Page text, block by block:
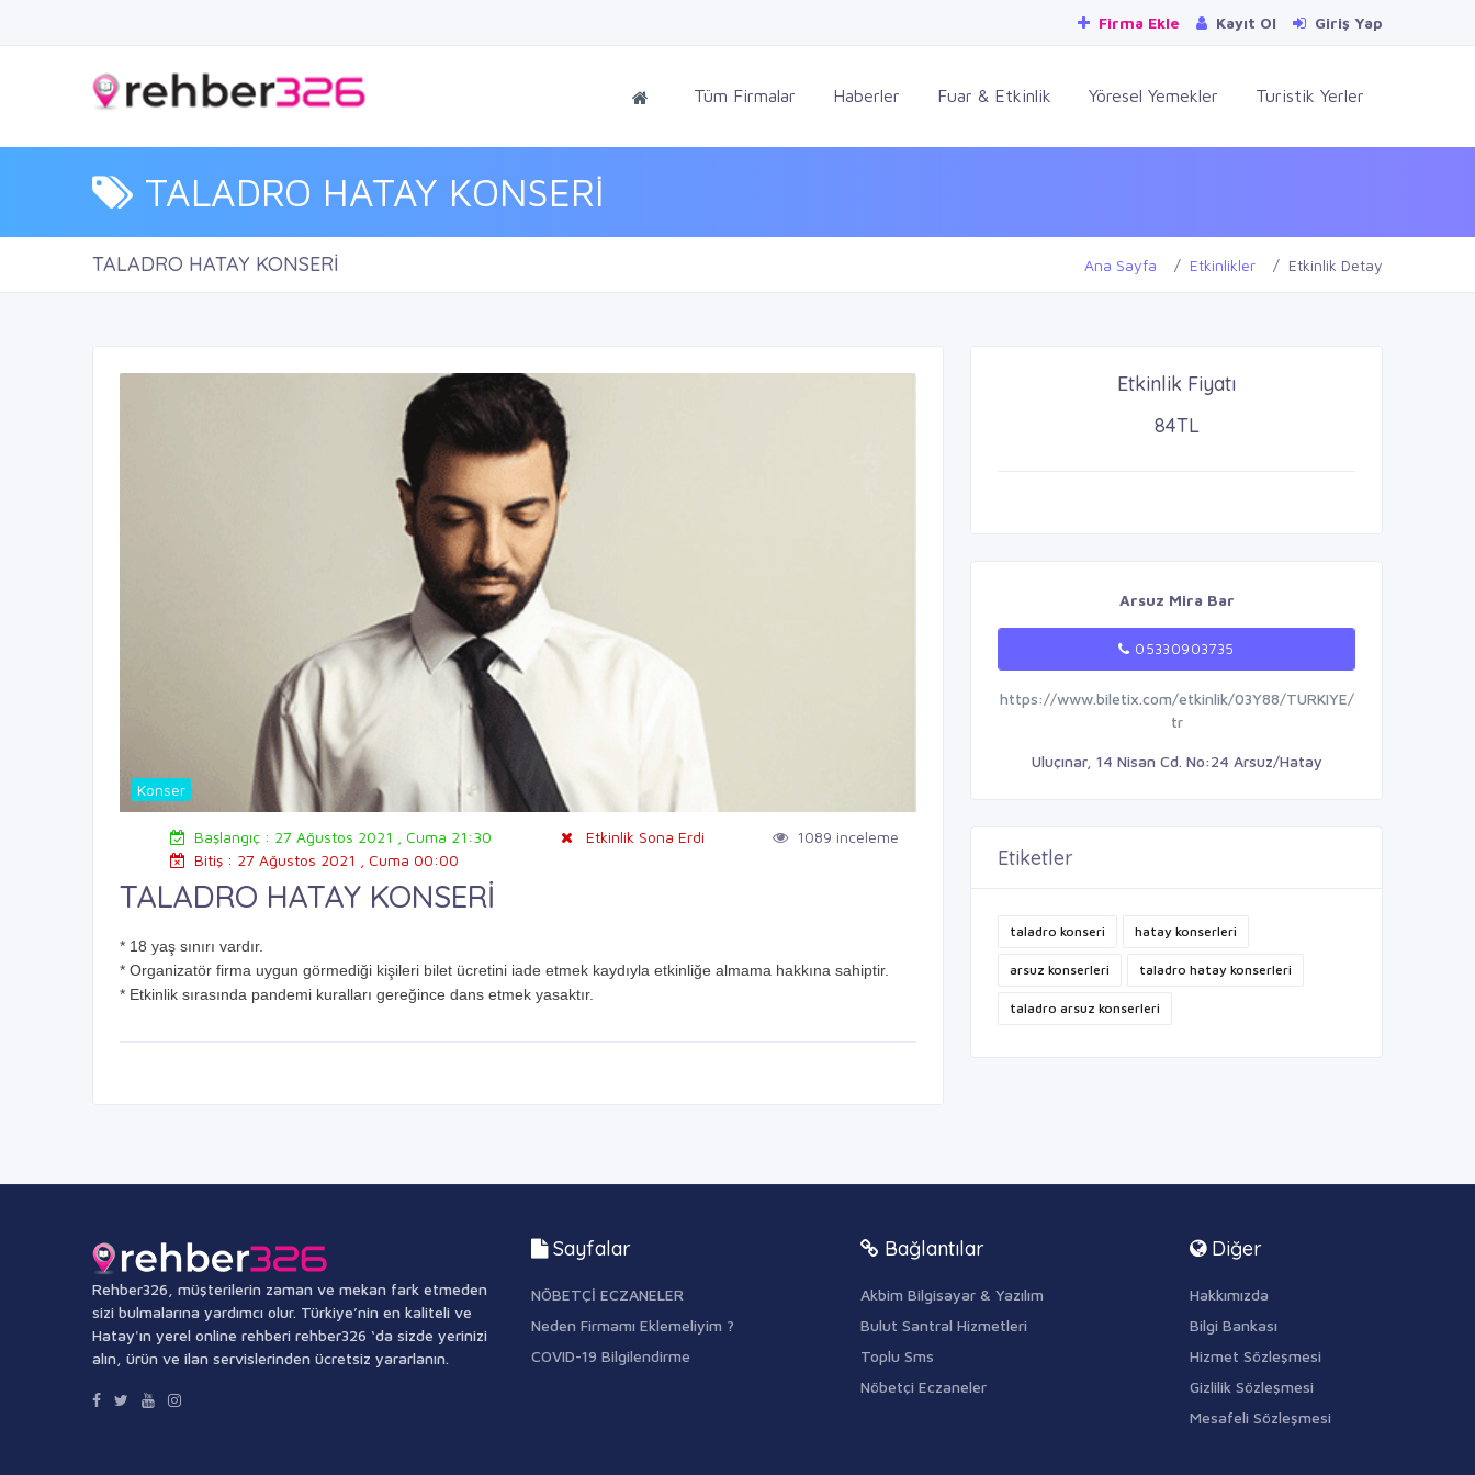
Firma Ekle Kayıt Ol Giriş Yap
Tüm Firmalar Haberler Fuar & Etkinlik Yöresel Yemekler Turistik Yerler
TALADRO HATAY KONSERİ
TALADRO HATAY KONSERİ Ana Sayfa Etkinlikler Etkinlik Detay
Konser
Başlangıç : 27 Ağustos 2021 , Cuma 21:30
Bitiş : 27 Ağustos 2021 , Cuma 00:00
Etkinlik Sona Erdi 1089 inceleme
TALADRO HATAY KONSERİ
* 18 yaş sınırı vardır.
* Organizatör firma uygun görmediği kişileri bilet ücretini iade etmek kaydıyla etkinliğe almama hakkına sahiptir.
* Etkinlik sırasında pandemi kuralları gereğince dans etmek yasaktır.
Etkinlik Fiyatı
84TL
Arsuz Mira Bar
05330903735
https://www.biletix.com/etkinlik/03Y88/TURKIYE/
tr
Uluçınar, 14 Nisan Cd. No:24 Arsuz/Hatay
Etiketler
taladro konseri hatay konserleri
arsuz konserleri taladro hatay konserleri
taladro arsuz konserleri
Rehber326, müşterilerin zaman ve mekan fark etmeden
sizi bulmalarına yardımcı olur. Türkiye’nin en kaliteli ve
Hatay'ın yerel online rehberi rehber326 ‘da sizde yerinizi
alın, ürün ve ilan servislerinden ücretsiz yararlanın.
Sayfalar
NÖBETÇİ ECZANELER
Neden Firmamı Eklemeliyim ?
COVID-19 Bilgilendirme
Bağlantılar
Akbim Bilgisayar & Yazılım
Bulut Santral Hizmetleri
Toplu Sms
Nöbetçi Eczaneler
Diğer
Hakkımızda
Bilgi Bankası
Hizmet Sözleşmesi
Gizlilik Sözleşmesi
Mesafeli Sözleşmesi